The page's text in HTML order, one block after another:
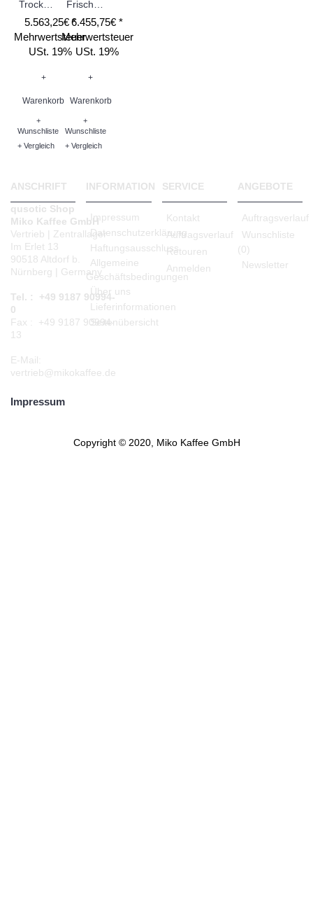
5.563,25€ *
Mehrwertsteuer
USt. 19%
+
Warenkorb
+
Wunschliste
+ Vergleich
6.455,75€ *
Mehrwertsteuer
USt. 19%
+
Warenkorb
+
Wunschliste
+ Vergleich
ANSCHRIFT
qusotic Shop
Miko Kaffee GmbH
Vertrieb | Zentrallager
Im Erlet 13
90518 Altdorf b.
Nürnberg | Germany
Tel. : +49 9187 90994-
0
Fax : +49 9187 90994-
13
E-Mail:
vertrieb@mikokaffee.de
INFORMATION
Impressum
Datenschutzerklärung
Haftungsausschluss
Allgemeine
Geschäftsbedingungen
Über uns
Lieferinformationen
Seitenübersicht
SERVICE
Kontakt
Auftragsverlauf
Retouren
Anmelden
ANGEBOTE
Auftragsverlauf
Wunschliste
(0)
Newsletter
Impressum
Copyright © 2020, Miko Kaffee GmbH